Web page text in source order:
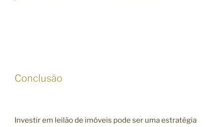
Conclusão
Investir em leilão de imóveis pode ser uma estratégia